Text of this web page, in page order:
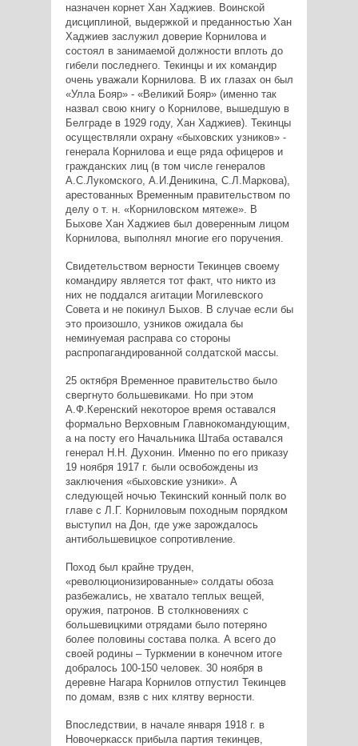
назначен корнет Хан Хаджиев. Воинской
дисциплиной, выдержкой и преданностью Хан
Хаджиев заслужил доверие Корнилова и
состоял в занимаемой должности вплоть до
гибели последнего. Текинцы и их командир
очень уважали Корнилова. В их глазах он был
«Улла Бояр» - «Великий Бояр» (именно так
назвал свою книгу о Корнилове, вышедшую в
Белграде в 1929 году, Хан Хаджиев). Текинцы
осуществляли охрану «быховских узников» -
генерала Корнилова и еще ряда офицеров и
гражданских лиц (в том числе генералов
А.С.Лукомского, А.И.Деникина, С.Л.Маркова),
арестованных Временным правительством по
делу о т. н. «Корниловском мятеже». В
Быхове Хан Хаджиев был доверенным лицом
Корнилова, выполнял многие его поручения.
Свидетельством верности Текинцев своему
командиру является тот факт, что никто из
них не поддался агитации Могилевского
Совета и не покинул Быхов. В случае если бы
это произошло, узников ожидала бы
неминуемая расправа со стороны
распропагандированной солдатской массы.
25 октября Временное правительство было
свергнуто большевиками. Но при этом
А.Ф.Керенский некоторое время оставался
формально Верховным Главнокомандующим,
а на посту его Начальника Штаба оставался
генерал Н.Н. Духонин. Именно по его приказу
19 ноября 1917 г. были освобождены из
заключения «быховские узники». А
следующей ночью Текинский конный полк во
главе с Л.Г. Корниловым походным порядком
выступил на Дон, где уже зарождалось
антибольшевицкое сопротивление.
Поход был крайне труден,
«революционизированные» солдаты обоза
разбежались, не хватало теплых вещей,
оружия, патронов. В столкновениях с
большевицкими отрядами было потеряно
более половины состава полка. А всего до
своей родины – Туркмении в конечном итоге
добралось 100-150 человек. 30 ноября в
деревне Нагара Корнилов отпустил Текинцев
по домам, взяв с них клятву верности.
Впоследствии, в начале января 1918 г. в
Новочеркасск прибыла партия текинцев,